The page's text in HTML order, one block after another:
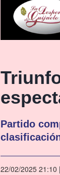
Partido
22/02/2025 21:10 |